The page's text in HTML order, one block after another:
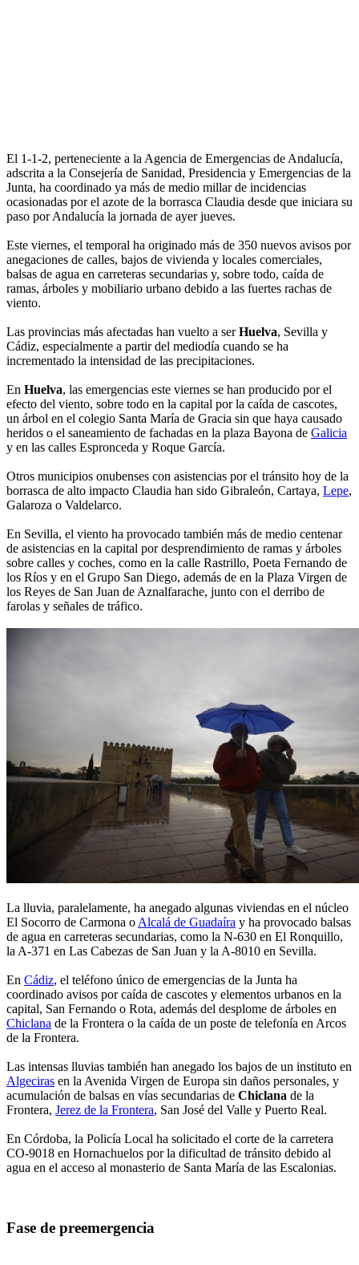
El 1-1-2, perteneciente a la Agencia de Emergencias de Andalucía,
adscrita a la Consejería de Sanidad, Presidencia y Emergencias de la
Junta, ha coordinado ya más de medio millar de incidencias
ocasionadas por el azote de la borrasca Claudia desde que iniciara su
paso por Andalucía la jornada de ayer jueves.
Este viernes, el temporal ha originado más de 350 nuevos avisos por
anegaciones de calles, bajos de vivienda y locales comerciales,
balsas de agua en carreteras secundarias y, sobre todo, caída de
ramas, árboles y mobiliario urbano debido a las fuertes rachas de
viento.
Las provincias más afectadas han vuelto a serHuelva, Sevilla y
Cádiz, especialmente a partir del mediodía cuando se ha
incrementado la intensidad de las precipitaciones.
En Huelva, las emergencias este viernes se han producido por el
efecto del viento, sobre todo en la capital por la caída de cascotes,
un árbol en el colegio Santa María de Gracia sin que haya causado
heridos o el saneamiento de fachadas en la plaza Bayona de Galicia
y en las calles Espronceda y Roque García.
Otros municipios onubenses con asistencias por el tránsito hoy de la
borrasca de alto impacto Claudia han sido Gibraleón, Cartaya, Lepe,
Galaroza o Valdelarco.
En Sevilla, el viento ha provocado también más de medio centenar
de asistencias en la capital por desprendimiento de ramas y árboles
sobre calles y coches, como en la calle Rastrillo, Poeta Fernando de
los Ríos y en el Grupo San Diego, además de en la Plaza Virgen de
los Reyes de San Juan de Aznalfarache, junto con el derribo de
farolas y señales de tráfico.
La lluvia, paralelamente, ha anegado algunas viviendas en el núcleo
El Socorro de Carmona o Alcalá de Guadaíra y ha provocado balsas
de agua en carreteras secundarias, como la N-630 en El Ronquillo,
la A-371 en Las Cabezas de San Juan y la A-8010 en Sevilla.
En Cádiz, el teléfono único de emergencias de la Junta ha
coordinado avisos por caída de cascotes y elementos urbanos en la
capital, San Fernando o Rota, además del desplome de árboles en
Chiclana de la Frontera o la caída de un poste de telefonía en Arcos
de la Frontera.
Las intensas lluvias también han anegado los bajos de un instituto en
Algeciras en la Avenida Virgen de Europa sin daños personales, y
acumulación de balsas en vías secundarias de Chiclana de la
Frontera, Jerez de la Frontera, San José del Valle y Puerto Real.
En Córdoba, la Policía Local ha solicitado el corte de la carretera
CO-9018 en Hornachuelos por la dificultad de tránsito debido al
agua en el acceso al monasterio de Santa María de las Escalonias.
Fase de preemergencia